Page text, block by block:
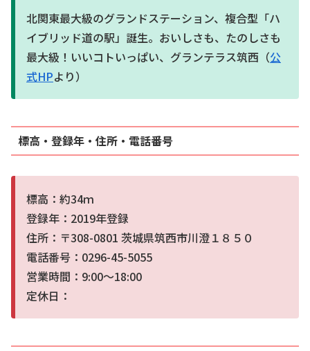
北関東最大級のグランドステーション、複合型「ハ
イブリッド道の駅」誕生。おいしさも、たのしさも
最大級！いいコトいっぱい、グランテラス筑西（公
式HPより）
標高・登録年・住所・電話番号
標高：約34ｍ
登録年：2019年登録
住所：〒308-0801 茨城県筑西市川澄１８５０
電話番号：0296-45-5055
営業時間：9:00～18:00
定休日：